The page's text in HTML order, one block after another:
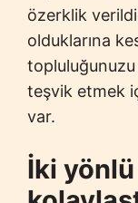
özerklik
olduklarına
teşvik etmek
var.
İki